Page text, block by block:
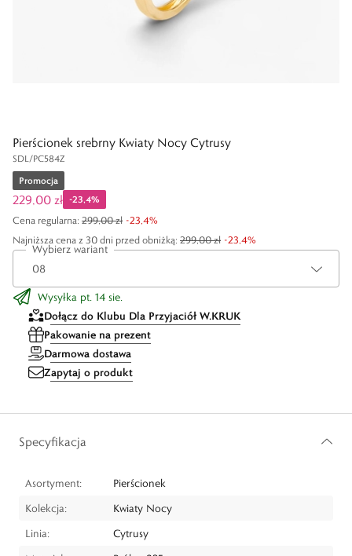
Pierścionek srebrny Kwiaty Nocy Cytrusy
SDL/PC584Z
Promocja
229,00 zł -23,4%
Najniższa cena z 30 dni przed obniżką: 299,00 zł -23,4%
Cena regularna: 299,00 zł -23,4%
Wybierz wariant
Wysyłka pt. 14 sie.
Dołącz do Klubu Dla Przyjaciół W.KRUK
Pakowanie na prezent
Darmowa dostawa
Zapytaj o produkt
Specyfikacja
Asortyment:
Pierścionek
Kolekcja:
Kwiaty Nocy
Linia:
Cytrusy